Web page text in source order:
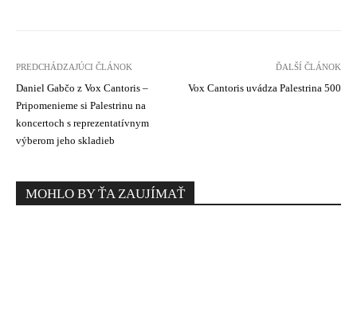
PREDCHÁDZAJÚCI ČLÁNOK
Daniel Gabčo z Vox Cantoris –
Pripomenieme si Palestrinu na
koncertoch s reprezentatívnym
výberom jeho skladieb
ĎALŠÍ ČLÁNOK
Vox Cantoris uvádza Palestrina 500
MOHLO BY ŤA ZAUJÍMAŤ